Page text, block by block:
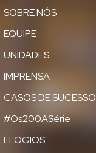
SOBRE NÓS
EQUIPE
UNIDADES
IMPRENSA
CASOS DE SUCESSO
#Os200ASérie
ELOGIOS